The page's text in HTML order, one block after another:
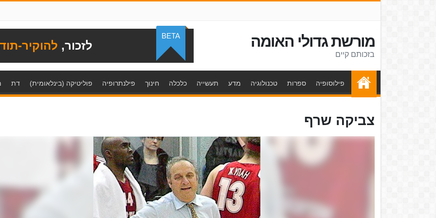
מורשת גדולי האומה
בזכותם קיים
לזכור, להוקיר-
BETA
פילוסופיה ספרות טכנולוגיה מדע תעשייה כלכלה חינוך פילנתרופיה פוליטיקה (בינלאומית) דת
צביקה שרף